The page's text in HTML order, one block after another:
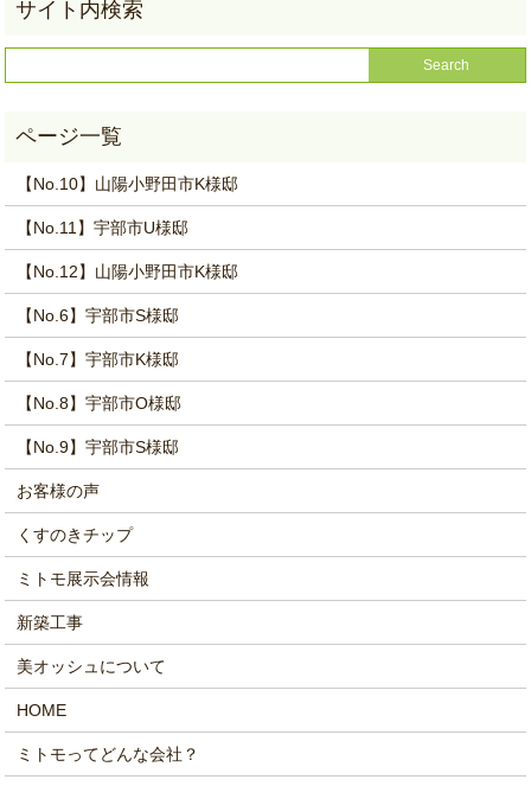
【No.10】山陽小野田市K様邸
【No.11】宇部市U様邸
【No.12】山陽小野田市K様邸
【No.6】宇部市S様邸
【No.7】宇部市K様邸
【No.8】宇部市O様邸
【No.9】宇部市S様邸
お客様の声
くすのきチップ
ミトモ展示会情報
新築工事
美オッシュについて
HOME
ミトモってどんな会社？